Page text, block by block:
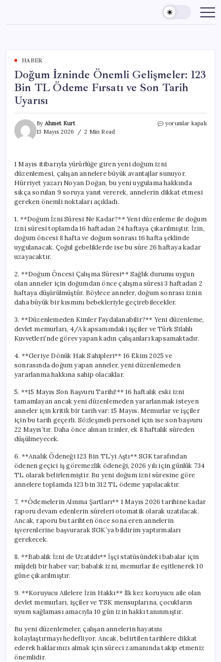
content
HABER
Doğum İzninde Önemli Gelişmeler: 123
Bin TL Ödeme Fırsatı ve Son Tarih
Uyarısı
By Ahmet Kurt
13 Mayıs 2026
2 Min Read
Doğum
Bin
TL
Ödeme
Fırsatı
Tarih
Uyarısı
için
yorumlar kapalı
1 Mayıs itibarıyla yürürlüğe giren yeni doğum izni
düzenlemesi, çalışan annelere büyük avantajlar sunuyor.
Hürriyet yazarı Noyan Doğan, bu yeni uygulama hakkında
sıkça sorulan 9 soruya yanıt vererek, annelerin dikkat etmesi
gereken önemli noktaları açıkladı.
1. **Doğum İzni Süresi Ne Kadar?** Yeni düzenleme ile doğum
izni süresi toplamda 16 haftadan 24 haftaya çıkarılmıştır. İzin,
doğum öncesi 8 hafta ve doğum sonrası 16 hafta şeklinde
uygulanacak. Çoğul gebeliklerde ise bu süre 26 haftaya kadar
uzayacaktır.
2. **Doğum Öncesi Çalışma Süresi** Sağlık durumu uygun
olan anneler için doğumdan önce çalışma süresi 3 haftadan 2
haftaya düşürülmüştür. Böylece anneler, doğum sonrası iznin
daha büyük bir kısmını bebekleriyle geçirebilecekler.
3. **Düzenlemeden Kimler Faydalanabilir?** Yeni düzenleme,
devlet memurları, 4/A kapsamındaki işçiler ve Türk Silahlı
Kuvvetleri’nde görev yapan kadın çalışanları kapsamaktadır.
4. **Geriye Dönük Hak Sahipleri** 16 Ekim 2025 ve
sonrasında doğum yapan anneler, yeni düzenlemeden
yararlanma hakkına sahip olacaklar.
5. **15 Mayıs Son Başvuru Tarihi!** 16 haftalık eski izni
tamamlayan ancak yeni düzenlemeden yararlanmak isteyen
anneler için kritik bir tarih var: 15 Mayıs. Memurlar ve işçiler
için bu tarih geçerli. Sözleşmeli personel için ise son başvuru
22 Mayıs’tır. Daha önce alınan izinler, ek 8 haftalık süreden
düşülmeyecek.
6. **Analık Ödeneği 123 Bin TL’yi Aştı** SGK tarafından
ödenen geçici iş göremezlik ödeneği, 2026 yılı için günlük 734
TL olarak belirlenmiştir. Bu yeni doğum izni süresine göre
annelere toplamda 123 bin 312 TL ödeme yapılacaktır.
7. **Ödemelerin Alınma Şartları** 1 Mayıs 2026 tarihine kadar
raporu devam edenlerin süreleri otomatik olarak uzatılacak.
Ancak, raporu bu tarihten önce sona eren annelerin
işverenlerine başvurarak SGK’ya bildirim yaptırmaları
gerekecek.
8. **Babalık İzni de Uzatıldı** İşçi statüsündeki babalar için
müjdeli bir haber var; babalık izni, memurlar ile eşitlenerek 10
güne çıkarılmıştır.
9. **Koruyucu Ailelere İzin Hakkı** İlk kez koruyucu aile olan
devlet memurları, işçiler ve TSK mensuplarına, çocukların
uyum sağlaması amacıyla 10 gün izin hakkı tanınmıştır.
Bu yeni düzenlemeler, çalışan annelerin hayatını
kolaylaştırmayı hedefliyor. Ancak, belirtilen tarihlere dikkat
ederek haklarınızı almak için süreci zamanında takip etmeniz
önemlidir.